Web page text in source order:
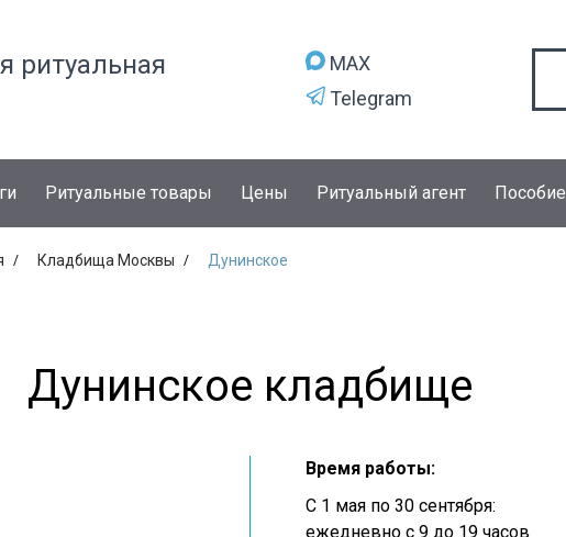
ритуальная
MAX
Telegram
Ритуальные товары Цены Ритуальный агент Пособие
Кладбища Москвы Дунинское
Дунинское кладбище
Время работы:
C 1 мая по 30 сентября:
ежедневно с 9 до 19 часов